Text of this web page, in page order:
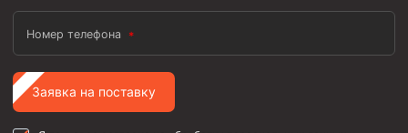
Магнитные ловители
Фрезеры арбузообразные
Фрезеры стартово-оконные
Печати свинцовые
Номер телефона
Заявка на поставку